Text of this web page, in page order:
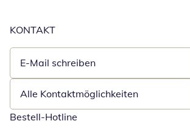
KONTAKT
E-Mail schreiben
Öffnet E-Mail-Client
Alle Kontaktmöglichkeiten
Bestell-Hotline